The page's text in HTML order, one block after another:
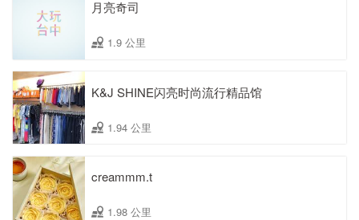
月亮奇司
1.9 公里
K&J SHINE闪亮时尚流行精品馆
1.94 公里
creammm.t
1.98 公里